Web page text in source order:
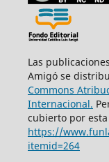
Las
Amigó se
Commons
Internacional.
cubierto por
https://
itemid=264